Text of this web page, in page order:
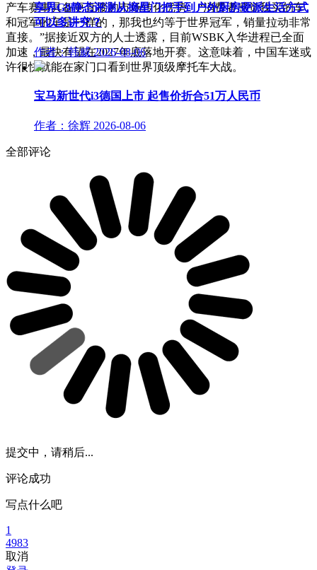
产车赛事具备更直接的市场转化优势。“消费者感觉我买的车
和冠军的车是一样的，那我也约等于世界冠军，销量拉动非常
直接。”据接近双方的人士透露，目前WSBK入华进程已全面
加速，最快有望在2027年底落地开赛。这意味着，中国车迷或
许很快就能在家门口看到世界顶级摩托车大战。
享界G9静态评测从摘星门把手到户外厨房硬派生活方式
可以多讲究？
作者：韩威 2026-08-06
宝马新世代i3德国上市 起售价折合51万人民币
作者：徐辉 2026-08-06
全部评论
提交中，请稍后...
评论成功
写点什么吧
1
4983
取消